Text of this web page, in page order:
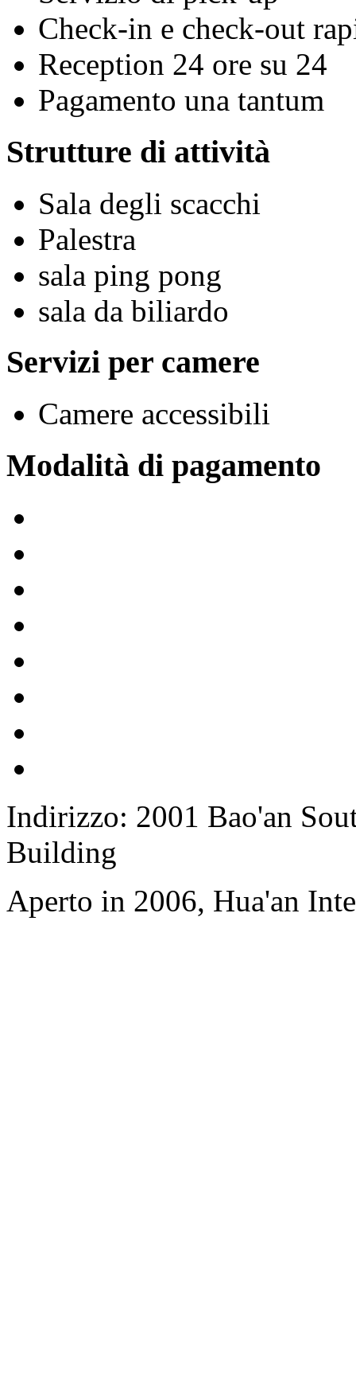
Check-in e check-out
Reception 24 ore su 24
Pagamento una tantum
Strutture di attività
Sala degli scacchi
Palestra
sala ping pong
sala da biliardo
Servizi per camere
Camere accessibili
Modalità di pagamento
Indirizzo: 2001 Bao'an
Building
Aperto in 2006, Hua'an